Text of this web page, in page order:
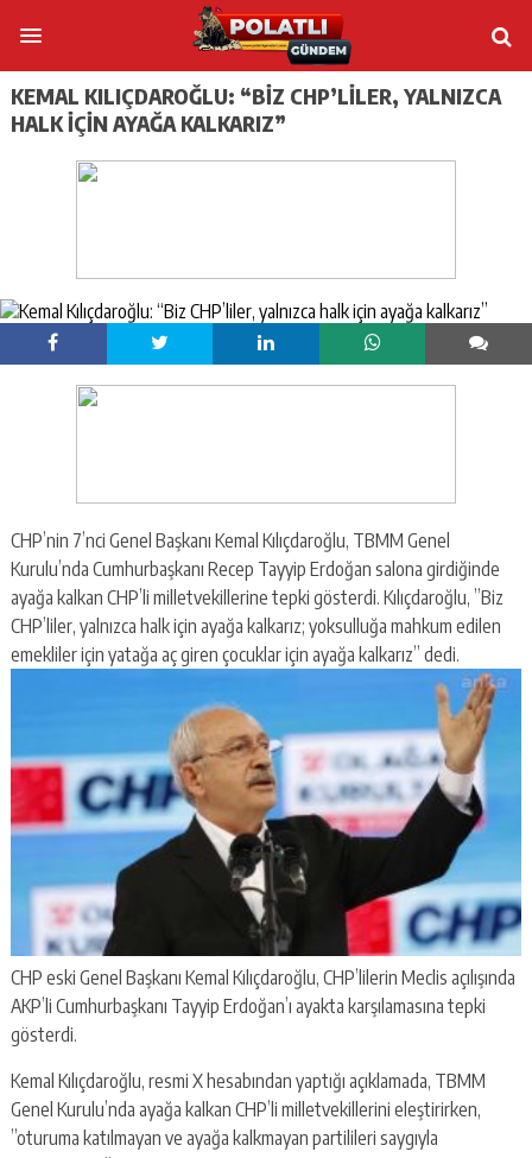
KEMAL KILIÇDAROĞLU: “BIZ CHP’LILER, YALNIZCA
HALK IÇIN AYAĞA KALKARIZ”
CHP’nin 7’nci Genel Başkanı Kemal Kılıçdaroğlu, TBMM Genel
Kurulu’nda Cumhurbaşkanı Recep Tayyip Erdoğan salona girdiğinde
ayağa kalkan CHP’li milletvekillerine tepki gösterdi. Kılıçdaroğlu, ”Biz
CHP’liler, yalnızca halk için ayağa kalkarız; yoksulluğa mahkum edilen
emekliler için yatağa aç giren çocuklar için ayağa kalkarız” dedi.
CHP eski Genel Başkanı Kemal Kılıçdaroğlu, CHP’lilerin Meclis açılışında
AKP’li Cumhurbaşkanı Tayyip Erdoğan’ı ayakta karşılamasına tepki
gösterdi.
Kemal Kılıçdaroğlu, resmi X hesabından yaptığı açıklamada, TBMM
Genel Kurulu’nda ayağa kalkan CHP’li milletvekillerini eleştirirken,
”oturuma katılmayan ve ayağa kalkmayan partilileri saygıyla